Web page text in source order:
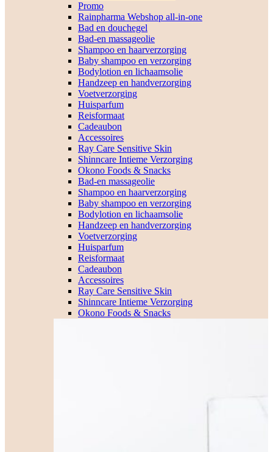
Promo
Rainpharma Webshop all-in-one
Bad en douchegel
Bad-en massageolie
Shampoo en haarverzorging
Baby shampoo en verzorging
Bodylotion en lichaamsolie
Handzeep en handverzorging
Voetverzorging
Huisparfum
Reisformaat
Cadeaubon
Accessoires
Ray Care Sensitive Skin
Shinncare Intieme Verzorging
Okono Foods & Snacks
Bad-en massageolie
Shampoo en haarverzorging
Baby shampoo en verzorging
Bodylotion en lichaamsolie
Handzeep en handverzorging
Voetverzorging
Huisparfum
Reisformaat
Cadeaubon
Accessoires
Ray Care Sensitive Skin
Shinncare Intieme Verzorging
Okono Foods & Snacks